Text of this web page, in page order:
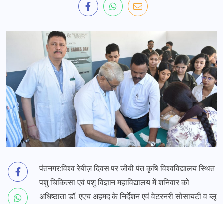
पंतनगर:विश्व रेबीज़ दिवस पर जीबी पंत कृषि विश्वविद्यालय स्थित
पशु चिकित्सा एवं पशु विज्ञान महाविद्यालय में शनिवार को
अधिष्ठाता डॉ. एएच अहमद के निर्देशन एवं वेटरनरी सोसायटी व ब्लू